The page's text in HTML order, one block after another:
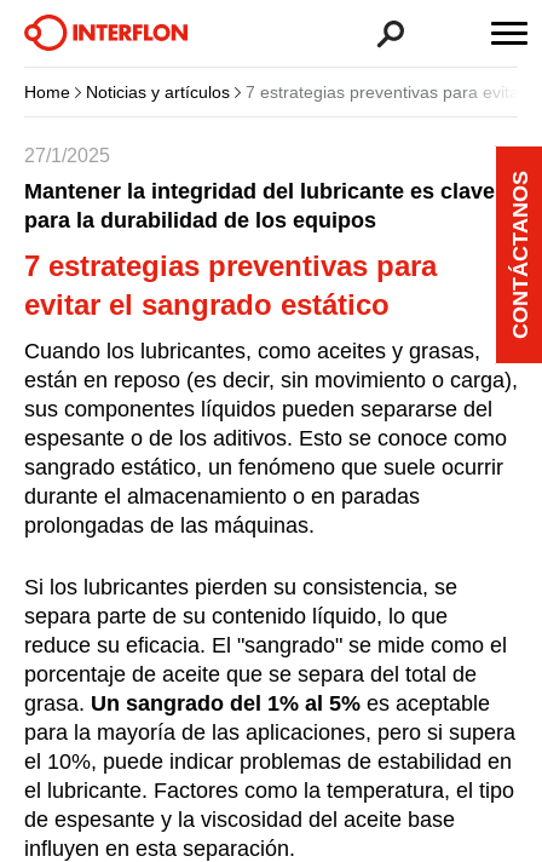
Home Noticias y artículos 7 estrategias preventivas para evitar
27/1/2025
Mantener la integridad del lubricante es clave
para la durabilidad de los equipos
7 estrategias preventivas para
evitar el sangrado estático
Cuando los lubricantes, como aceites y grasas,
están en reposo (es decir, sin movimiento o carga),
sus componentes líquidos pueden separarse del
espesante o de los aditivos. Esto se conoce como
sangrado estático, un fenómeno que suele ocurrir
durante el almacenamiento o en paradas
prolongadas de las máquinas.
Si los lubricantes pierden su consistencia, se
separa parte de su contenido líquido, lo que
reduce su eficacia. El "sangrado" se mide como el
porcentaje de aceite que se separa del total de
grasa. Un sangrado del 1% al 5% es aceptable
para la mayoría de las aplicaciones, pero si supera
el 10%, puede indicar problemas de estabilidad en
el lubricante. Factores como la temperatura, el tipo
de espesante y la viscosidad del aceite base
influyen en esta separación.
CONTÁCTANOS